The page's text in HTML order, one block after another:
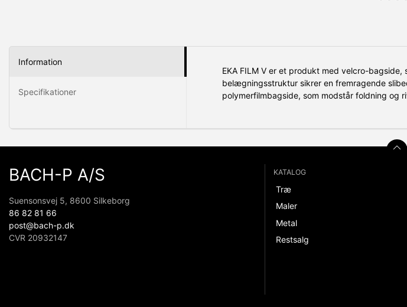
Information
Specifikationer
EKA FILM V er et produkt med velcro-
belægningsstruktur sikrer en fremragende
polymerfilmbagside, som modstår foldning og
BACH-P A/S
Suensonsvej 5, 8600 Silkeborg
86 82 81 66
post@bach-p.dk
CVR 20932147
KATALOG
Træ
Maler
Metal
Restsalg